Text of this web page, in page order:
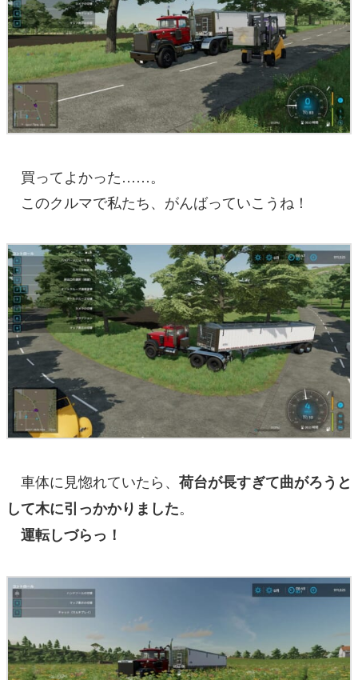
買ってよかった……。
このクルマで私たち、がんばっていこうね！
車体に見惚れていたら、 荷台が長すぎて曲がろうと
して木に引っかかりました。
運転しづらっ！